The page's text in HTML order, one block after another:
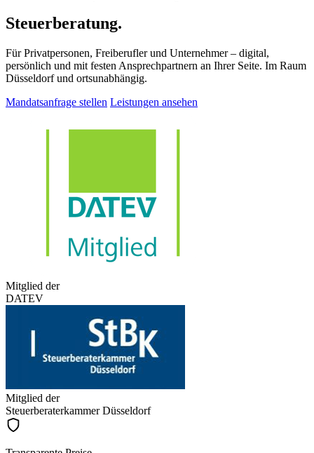
Steuerberatung.
Für Privatpersonen, Freiberufler und Unternehmer – digital,
persönlich und mit festen Ansprechpartnern an Ihrer Seite. Im Raum
Düsseldorf und ortsunabhängig.
Mandatsanfrage stellen Leistungen ansehen
Mitglied der
DATEV
Mitglied der
Steuerberaterkammer Düsseldorf